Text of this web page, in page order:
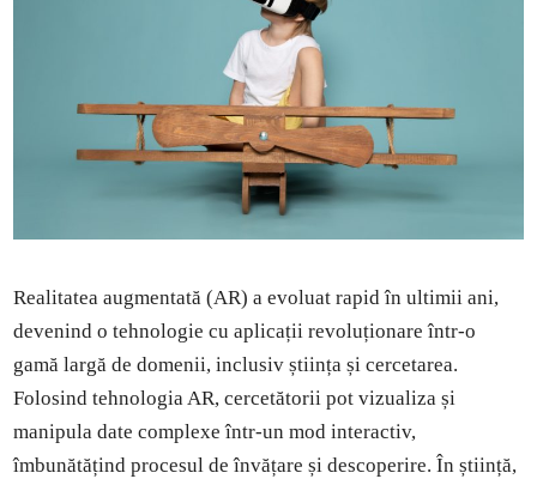
Realitatea augmentată (AR) a evoluat rapid în ultimii ani,
devenind o tehnologie cu aplicații revoluționare într-o
gamă largă de domenii, inclusiv știința și cercetarea.
Folosind tehnologia AR, cercetătorii pot vizualiza și
manipula date complexe într-un mod interactiv,
îmbunătățind procesul de învățare și descoperire. În știință,